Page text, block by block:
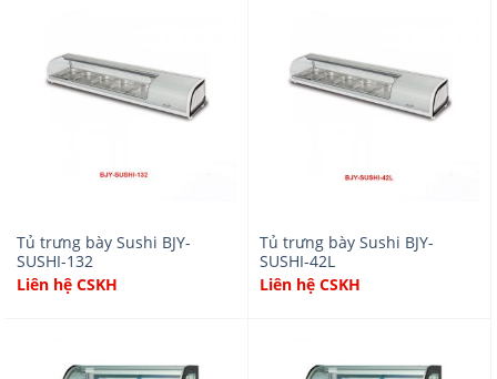
Tủ trưng bày Sushi BJY-
SUSHI-132
Liên hệ CSKH
Tủ trưng bày Sushi BJY-
SUSHI-42L
Liên hệ CSKH